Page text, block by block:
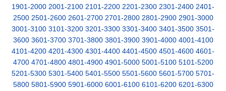
1901-2000 2001-2100 2101-2200 2201-2300 2301-2400 2401-
2500 2501-2600 2601-2700 2701-2800 2801-2900 2901-3000
3001-3100 3101-3200 3201-3300 3301-3400 3401-3500 3501-
3600 3601-3700 3701-3800 3801-3900 3901-4000 4001-4100
4101-4200 4201-4300 4301-4400 4401-4500 4501-4600 4601-
4700 4701-4800 4801-4900 4901-5000 5001-5100 5101-5200
5201-5300 5301-5400 5401-5500 5501-5600 5601-5700 5701-
5800 5801-5900 5901-6000 6001-6100 6101-6200 6201-6300